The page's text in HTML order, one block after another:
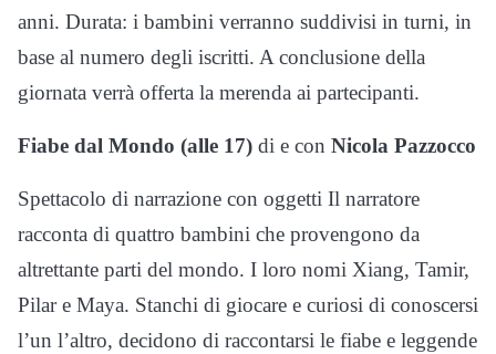
anni. Durata: i bambini verranno suddivisi in turni, in
base al numero degli iscritti. A conclusione della
giornata verrà offerta la merenda ai partecipanti.
Fiabe dal Mondo (alle 17) di e con Nicola Pazzocco
Spettacolo di narrazione con oggetti Il narratore
racconta di quattro bambini che provengono da
altrettante parti del mondo. I loro nomi Xiang, Tamir,
Pilar e Maya. Stanchi di giocare e curiosi di conoscersi
l’un l’altro, decidono di raccontarsi le fiabe e leggende